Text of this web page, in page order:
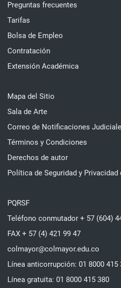
Preguntas frecuentes
Tarifas
Bolsa de Empleo
Contratación
Extensión Académica
Mapa del Sitio
Sala de Arte
Correo de Notificaciones
Términos y Condiciones
Derechos de autor
Política de Seguridad y
PQRSF
Teléfono conmutador + 57 (604)
FAX + 57 (4) 421 99 47
colmayor@colmayor.edu.co
Línea anticorrupción: 01 8000 415
Línea gratuita: 01 8000 415 380